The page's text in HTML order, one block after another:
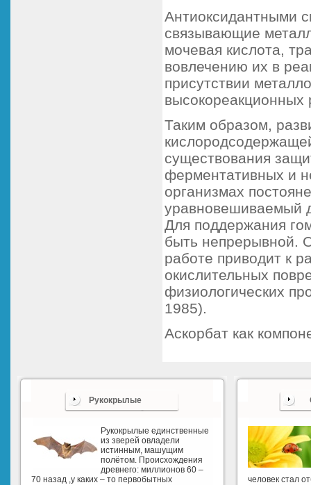
Антиоксидантными
связывающие
мочевая кислота,
вовлечению их в
присутствии
высокореакционных
Таким образом,
существования
ферментативных и
организмах
уравновешиваемый
Для поддержания
быть непрерывной.
работе приводит к
окислительных
физиологических
1985).
Аскорбат как
Рукокрылые
Рукокрылые единственные
из зверей овладели
истинным, машущим
полётом. Происхождения
древнего: миллионов 60 –
70 назад ,у каких – то первобытных
человек стал